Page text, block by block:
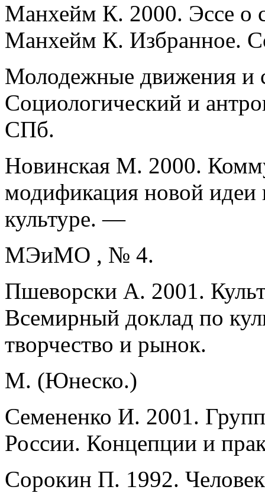
Манхейм К. 2000. Эссе о
Манхейм К. Избранное.
Молодежные движения и
Социологический и
СПб.
Новинская М. 2000.
модификация новой идеи
культуре. —
МЭиМО , № 4.
Пшеворски А. 2001.
Всемирный доклад по
творчество и рынок.
М. (Юнеско.)
Семененко И. 2001.
России. Концепции и
Сорокин П. 1992.